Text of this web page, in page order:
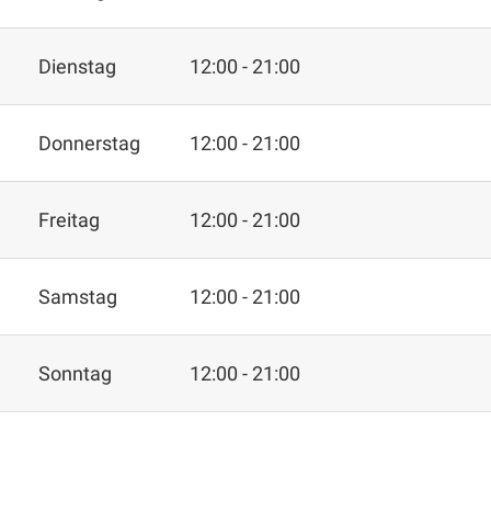
Dienstag 12:00 - 21:00
Donnerstag 12:00 - 21:00
Freitag 12:00 - 21:00
Samstag 12:00 - 21:00
Sonntag 12:00 - 21:00